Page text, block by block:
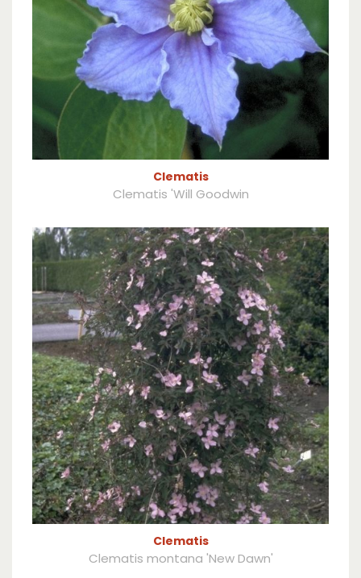
Clematis
Clematis 'Will Goodwin
Clematis
Clematis montana 'New Dawn'